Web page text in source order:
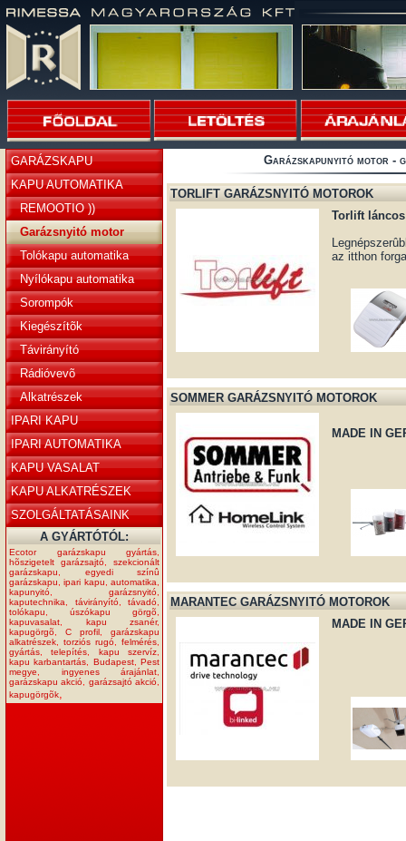
GARÁZSKAPU
KAPU AUTOMATIKA
REMOOTIO ))
Garázsnyitó motor
Tolókapu automatika
Nyílókapu automatika
Sorompók
Kiegészítõk
Távirányító
Rádióvevõ
Alkatrészek
IPARI KAPU
IPARI AUTOMATIKA
KAPU VASALAT
KAPU ALKATRÉSZEK
SZOLGÁLTATÁSAINK
A GYÁRTÓTÓL:
Ecotor garázskapu gyártás
hõszigetelt garázsajtó
szekcionált
garázskapu
egyedi színû
garázskapu ,ipari kapu ,automatika
kapunyitó
garázsnyitó
kaputechnika
távirányító, távadó
tolókapu
úszókapu görgõ
kapuvasalat
kapu zsanér,
kapugörgõ
C profil
garázskapu
alkatrészek
torziós rugó felmérés
gyártás ,telepítés kapu szervíz
kapu karbantartás
Budapest,Pest
megye
ingyenes árajánlat
garázskapu akció
garázsajtó akció
kapugörgõk,
Garázskapunyitó motor -
TORLIFT GARÁZSNYITÓ MOTOROK
Torlift
az itthon
SOMMER GARÁZSNYITÓ MOTOROK
MADE IN
MARANTEC GARÁZSNYITÓ MOTOROK
MADE IN